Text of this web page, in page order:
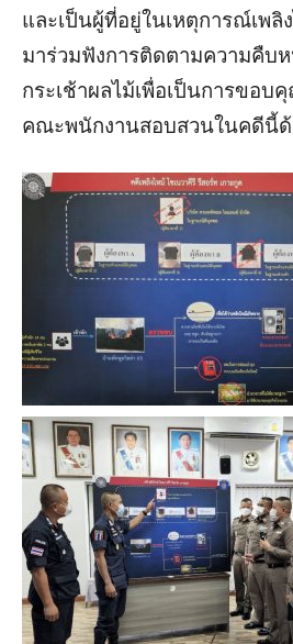
และเป็นผู้ที่อยู่ในเหตุการณ์เพลิ
มาร่วมฟังการติดตามความคืบ
กระเช้าผลไม้เพื่อเป็นการขอบ
คณะพนักงานสอบสวนในคดีนี้